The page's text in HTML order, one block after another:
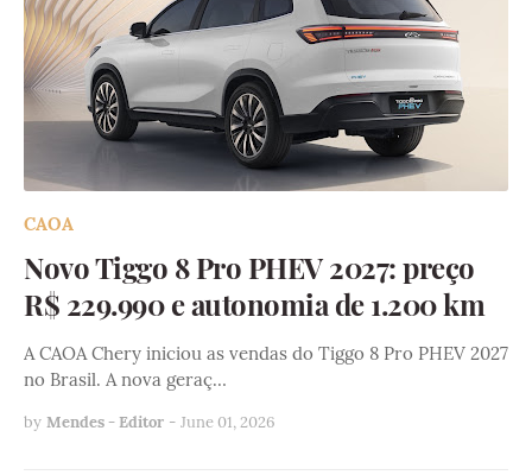
CAOA
Novo Tiggo 8 Pro PHEV 2027: preço
R$ 229.990 e autonomia de 1.200 km
A CAOA Chery iniciou as vendas do Tiggo 8 Pro PHEV 2027
no Brasil. A nova geraç…
by Mendes - Editor - June 01, 2026